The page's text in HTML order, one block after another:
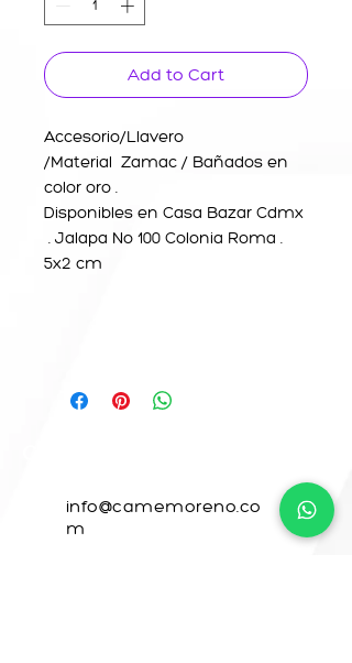
Add to Cart
Accesorio/Llavero
/Material Zamac / Bañados en
color oro .
Disponibles en Casa Bazar Cdmx
. Jalapa No 100 Colonia Roma .
5x2 cm
info@camemoreno.co
m